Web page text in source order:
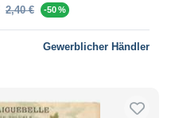
2,40 € -50 %
Gewerblicher Händler